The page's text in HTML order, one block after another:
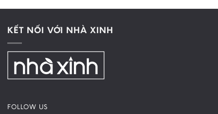
KẾT NỐI VỚI NHÀ XINH
FOLLOW US